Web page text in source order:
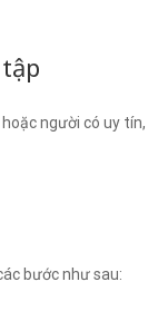
người có uy
bước như sau: